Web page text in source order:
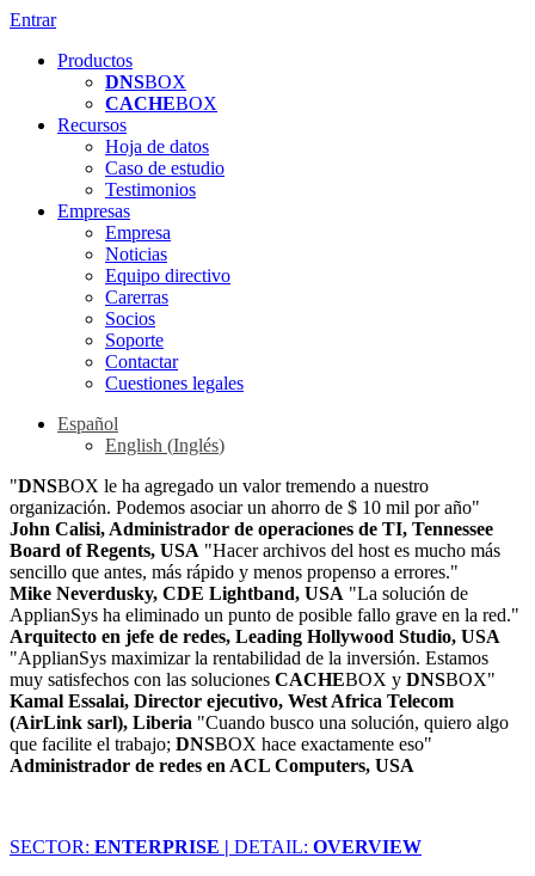
Entrar
Productos
DNSBOX
CACHEBOX
Recursos
Hoja de datos
Caso de estudio
Testimonios
Empresas
Empresa
Noticias
Equipo directivo
Carerras
Socios
Soporte
Contactar
Cuestiones legales
Español
English (Inglés)
"DNSBOX le ha agregado un valor tremendo a nuestro
organización. Podemos asociar un ahorro de $ 10 mil por año"
John Calisi, Administrador de operaciones de TI, Tennessee
Board of Regents, USA "Hacer archivos del host es mucho más
sencillo que antes, más rápido y menos propenso a errores."
Mike Neverdusky, CDE Lightband, USA "La solución de
ApplianSys ha eliminado un punto de posible fallo grave en la red."
Arquitecto en jefe de redes, Leading Hollywood Studio, USA
"ApplianSys maximizar la rentabilidad de la inversión. Estamos
muy satisfechos con las soluciones CACHEBOX y DNSBOX"
Kamal Essalai, Director ejecutivo, West Africa Telecom
(AirLink sarl), Liberia "Cuando busco una solución, quiero algo
que facilite el trabajo; DNSBOX hace exactamente eso"
Administrador de redes en ACL Computers, USA
SECTOR: ENTERPRISE | DETAIL: OVERVIEW